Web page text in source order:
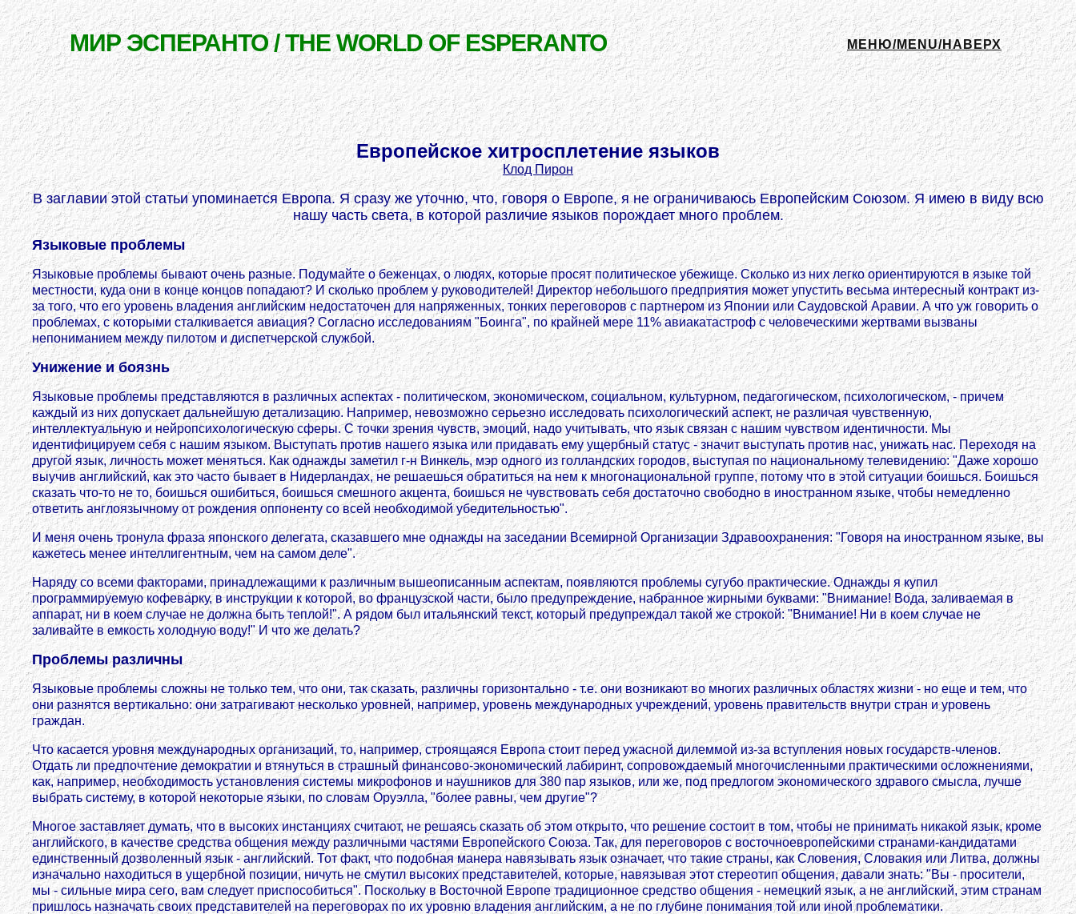
МИР ЭСПЕРАНТО / THE WORLD OF ESPERANTO МЕНЮ/MENU/НАВЕРХ
Европейское хитросплетение языков
Клод Пирон
В заглавии этой статьи упоминается Европа. Я сразу же уточню, что, говоря о Европе, я не ограничиваюсь Европейским Союзом. Я имею в виду всю
нашу часть света, в которой различие языков порождает много проблем.
Языковые проблемы
Языковые проблемы бывают очень разные. Подумайте о беженцах, о людях, которые просят политическое убежище. Сколько из них легко ориентируются в языке той
местности, куда они в конце концов попадают? И сколько проблем у руководителей! Директор небольшого предприятия может упустить весьма интересный контракт из-
за того, что его уровень владения английским недостаточен для напряженных, тонких переговоров с партнером из Японии или Саудовской Аравии. А что уж говорить о
проблемах, с которыми сталкивается авиация? Согласно исследованиям "Боинга", по крайней мере 11% авиакатастроф с человеческими жертвами вызваны
непониманием между пилотом и диспетчерской службой.
Унижение и боязнь
Языковые проблемы представляются в различных аспектах - политическом, экономическом, социальном, культурном, педагогическом, психологическом, - причем
каждый из них допускает дальнейшую детализацию. Например, невозможно серьезно исследовать психологический аспект, не различая чувственную,
интеллектуальную и нейропсихологическую сферы. С точки зрения чувств, эмоций, надо учитывать, что язык связан с нашим чувством идентичности. Мы
идентифицируем себя с нашим языком. Выступать против нашего языка или придавать ему ущербный статус - значит выступать против нас, унижать нас. Переходя на
другой язык, личность может меняться. Как однажды заметил г-н Винкель, мэр одного из голландских городов, выступая по национальному телевидению: "Даже хорошо
выучив английский, как это часто бывает в Нидерландах, не решаешься обратиться на нем к многонациональной группе, потому что в этой ситуации боишься. Боишься
сказать что-то не то, боишься ошибиться, боишься смешного акцента, боишься не чувствовать себя достаточно свободно в иностранном языке, чтобы немедленно
ответить англоязычному от рождения оппоненту со всей необходимой убедительностью".
И меня очень тронула фраза японского делегата, сказавшего мне однажды на заседании Всемирной Организации Здравоохранения: "Говоря на иностранном языке, вы
кажетесь менее интеллигентным, чем на самом деле".
Наряду со всеми факторами, принадлежащими к различным вышеописанным аспектам, появляются проблемы сугубо практические. Однажды я купил
программируемую кофеварку, в инструкции к которой, во французской части, было предупреждение, набранное жирными буквами: "Внимание! Вода, заливаемая в
аппарат, ни в коем случае не должна быть теплой!". А рядом был итальянский текст, который предупреждал такой же строкой: "Внимание! Ни в коем случае не
заливайте в емкость холодную воду!" И что же делать?
Проблемы различны
Языковые проблемы сложны не только тем, что они, так сказать, различны горизонтально - т.е. они возникают во многих различных областях жизни - но еще и тем, что
они разнятся вертикально: они затрагивают несколько уровней, например, уровень международных учреждений, уровень правительств внутри стран и уровень
граждан.
Что касается уровня международных организаций, то, например, строящаяся Европа стоит перед ужасной дилеммой из-за вступления новых государств-членов.
Отдать ли предпочтение демократии и втянуться в страшный финансово-экономический лабиринт, сопровождаемый многочисленными практическими осложнениями,
как, например, необходимость установления системы микрофонов и наушников для 380 пар языков, или же, под предлогом экономического здравого смысла, лучше
выбрать систему, в которой некоторые языки, по словам Оруэлла, "более равны, чем другие"?
Многое заставляет думать, что в высоких инстанциях считают, не решаясь сказать об этом открыто, что решение состоит в том, чтобы не принимать никакой язык, кроме
английского, в качестве средства общения между различными частями Европейского Союза. Так, для переговоров с восточноевропейскими странами-кандидатами
единственный дозволенный язык - английский. Тот факт, что подобная манера навязывать язык означает, что такие страны, как Словения, Словакия или Литва, должны
изначально находиться в ущербной позиции, ничуть не смутил высоких представителей, которые, навязывая этот стереотип общения, давали знать: "Вы - просители,
мы - сильные мира сего, вам следует приспособиться". Поскольку в Восточной Европе традиционное средство общения - немецкий язык, а не английский, этим странам
пришлось назначать своих представителей на переговорах по их уровню владения английским, а не по глубине понимания той или иной проблематики.